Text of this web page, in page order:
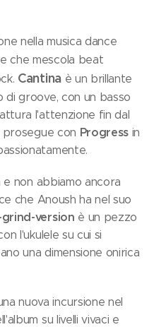
nella musica dance
che mescola beat
Cantinaè un brillante
di groove, con un basso
l'attenzione fin dal
prosegue con Progress in
e non abbiamo ancora
che Anoush ha nel suo
version è un pezzo
l'ukulele su cui si
una dimensione onirica
nuova incursione nel
su livelli vivaci e